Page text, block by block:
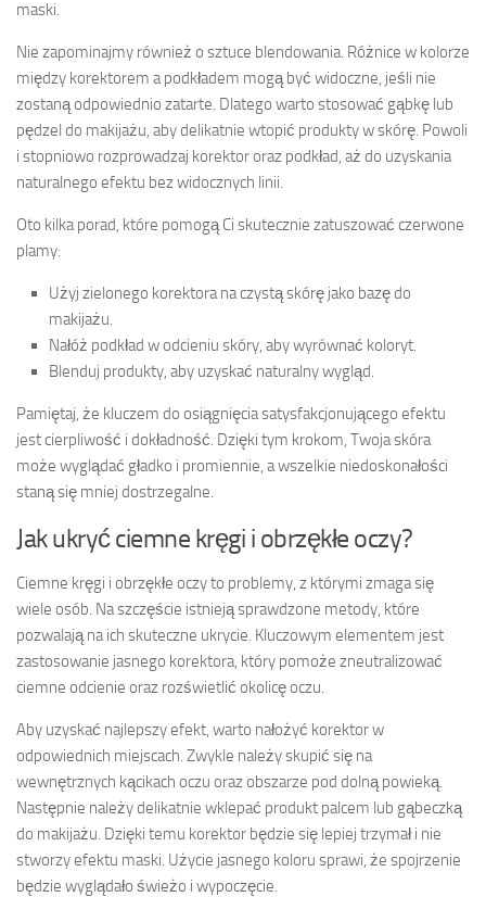
maski.
Nie zapominajmy również o sztuce blendowania. Różnice w kolorze
między korektorem a podkładem mogą być widoczne, jeśli nie
zostaną odpowiednio zatarte. Dlatego warto stosować gąbkę lub
pędzel do makijażu, aby delikatnie wtopić produkty w skórę. Powoli
i stopniowo rozprowadzaj korektor oraz podkład, aż do uzyskania
naturalnego efektu bez widocznych linii.
Oto kilka porad, które pomogą Ci skutecznie zatuszować czerwone
plamy:
Użyj zielonego korektora na czystą skórę jako bazę do
makijażu.
Nałóż podkład w odcieniu skóry, aby wyrównać koloryt.
Blenduj produkty, aby uzyskać naturalny wygląd.
Pamiętaj, że kluczem do osiągnięcia satysfakcjonującego efektu
jest cierpliwość i dokładność. Dzięki tym krokom, Twoja skóra
może wyglądać gładko i promiennie, a wszelkie niedoskonałości
staną się mniej dostrzegalne.
Jak ukryć ciemne kręgi i obrzękłe oczy?
Ciemne kręgi i obrzękłe oczy to problemy, z którymi zmaga się
wiele osób. Na szczęście istnieją sprawdzone metody, które
pozwalają na ich skuteczne ukrycie. Kluczowym elementem jest
zastosowanie jasnego korektora, który pomoże zneutralizować
ciemne odcienie oraz rozświetlić okolicę oczu.
Aby uzyskać najlepszy efekt, warto nałożyć korektor w
odpowiednich miejscach. Zwykle należy skupić się na
wewnętrznych kącikach oczu oraz obszarze pod dolną powieką.
Następnie należy delikatnie wklepać produkt palcem lub gąbeczką
do makijażu. Dzięki temu korektor będzie się lepiej trzymał i nie
stworzy efektu maski. Użycie jasnego koloru sprawi, że spojrzenie
będzie wyglądało świeżo i wypoczęcie.